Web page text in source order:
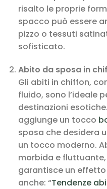
risalto le proprie
spacco può essere
pizzo o tessuti
sofisticato.
Abito da sposa in
Gli abiti in chiffon,
fluido, sono l’ideale
destinazioni
aggiunge un tocco
sposa che desidera
un tocco moderno.
morbida e
garantisce un
anche: “Tendenze